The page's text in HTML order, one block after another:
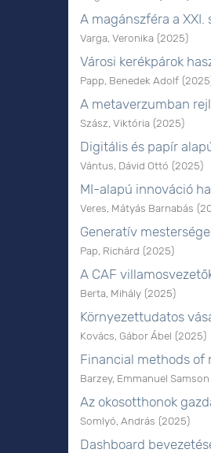
A magánszféra a
Varga, Veronika (2025)
Városi kerékpárok
Papp, Benedek Adolf (2025
A metaverzumban
Szász, Viktória (2025)
Digitális és papír
Vántus, Dávid Ottó (2025)
MI-alapú innováció
Veres, Mátyás Barnabás (
Generatív
Pap, Richárd (2025)
A CAF
Berta, Mihály (2025)
Környezettudatos
Kovács, Gábor Ábel (2025)
Financial methods of
Barzey, Emmanuel Samson
Az okosotthonok
Somlyó, András (2025)
Dashboard